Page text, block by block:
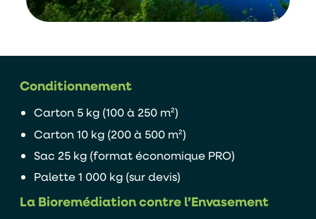
Conditionnement
Carton 5 kg (100 à 250 m²)
Carton 10 kg (200 à 500 m²)
Sac 25 kg (format économique PRO)
Palette 1 000 kg (sur devis)
La Bioremédiation contre l’Envasement